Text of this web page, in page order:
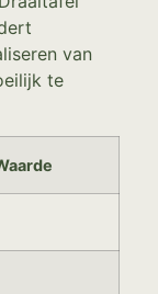
van
te